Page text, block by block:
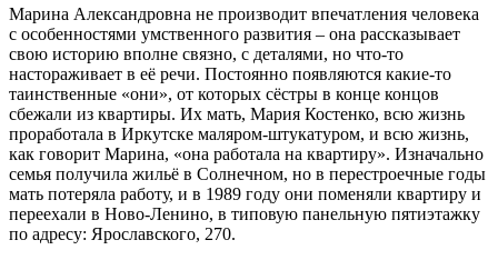
Марина Александровна не производит впечатления человека
с особенностями умственного развития – она рассказывает
свою историю вполне связно, с деталями, но что-то
настораживает в её речи. Постоянно появляются какие-то
таинственные «они», от которых сёстры в конце концов
сбежали из квартиры. Их мать, Мария Костенко, всю жизнь
проработала в Иркутске маляром-штукатуром, и всю жизнь,
как говорит Марина, «она работала на квартиру». Изначально
семья получила жильё в Солнечном, но в перестроечные годы
мать потеряла работу, и в 1989 году они поменяли квартиру и
переехали в Ново-Ленино, в типовую панельную пятиэтажку
по адресу: Ярославского, 270.